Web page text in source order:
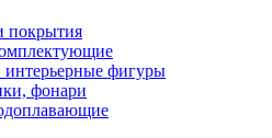
покрытия
фигуры
фонари